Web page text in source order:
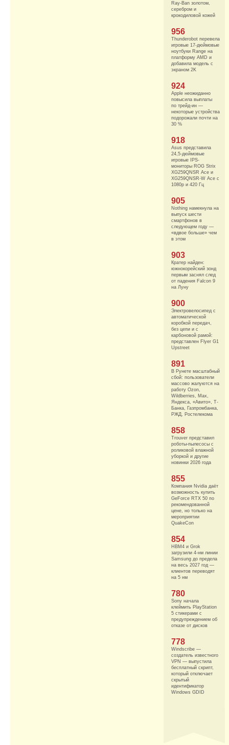
Ray-Ban золотом,
серебром и
крокодиловой кожей
956
Thunderobot перевела
игровые 17-дюймовые
ноутбуки Range на
платформу AMD и
добавила модель с
экраном 2K
924
Apple неожиданно
повысила выплаты
по трейд-ин —
некоторые устройства
подорожали почти на
30 %
918
Asus представила
24,5-дюймовые
игровые IPS-
мониторы ROG Strix
XG259QNSR Ace и
XG259QNSR-W Ace с
1080p и 420 Гц
905
Nothing намекнула на
выпуск шести
смартфонов в
следующем году —
«вдвое больше» чем
в этом
903
Кратер найден:
южнокорейский зонд
первым заснял след
от падения Falcon 9
на Луну
900
Электровелосипед с
автоматической
коробкой передач,
без цепи и с
карбоновой рамой:
представлен Flyer G1
Upstreet
891
В Рунете масштабный
сбой: пользователи
массово жалуются на
работу Ozon,
Wildberries, Max,
Яндекса, «Авито», Т-
Банка, Газпромбанка,
РЖД, Ростелекома
858
Trouver представил
роботы-пылесосы с
роликовой влажной
уборкой и другие
новинки 2026 года
855
Компания Nvidia даёт
возможность купить
GeForce RTX 50 по
рекомендованной
цене, но только на
мероприятии
QuakeCon
854
HBM4 и Grok
загрузили 4-нм линии
Samsung до предела
на весь 2027 год —
клиентов переводят
на 5 нм
780
Sony начала
клеймить PlayStation
5 стикерами с
предупреждением об
отказе от дисков
778
Windscribe —
создатель известного
VPN — выпустила
бесплатный скрипт,
который отключает
скрытый
идентификатор
Windows GDID